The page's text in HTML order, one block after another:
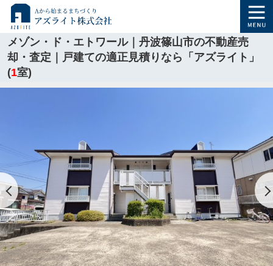
メゾン・ド・エトワール｜丹波篠山市の不動産売
却・査定｜戸建ての適正見積りなら「アズライト」
(1室)